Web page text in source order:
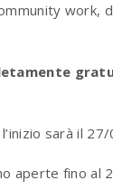
l’inizio sarà il
aperte fino al